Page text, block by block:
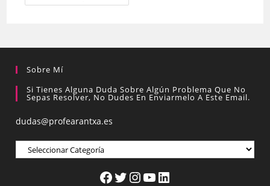
Sobre Mí
Si Tienes Alguna Duda Sobre Algún Problema Que No
Sepas Resolver, No Dudes En Enviarmelo A Este Email.
dudas@profearantxa.es